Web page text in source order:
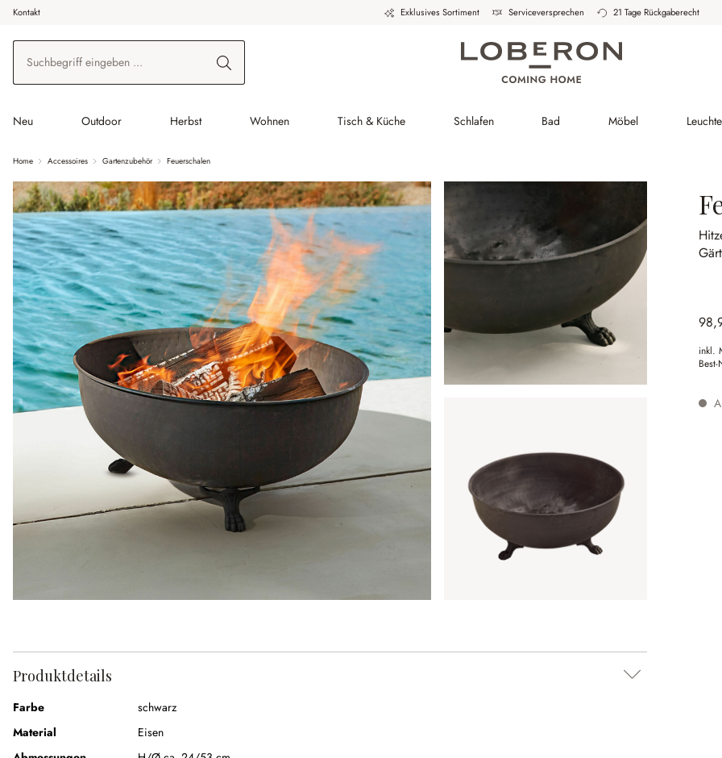
Hauptinhalt springen
Zur Suche springen
Zur Hauptnavigation springen
Kontakt Exklusives Sortiment Serviceversprechen 21 Tage Rückgaberecht
Neu Outdoor Herbst Wohnen Tisch & Küche Schlafen Bad Möbel
Home Accessoires Gartenzubehör Feuerschalen
inkl.
Produktdetails
Farbe
schwarz
Material
Eisen